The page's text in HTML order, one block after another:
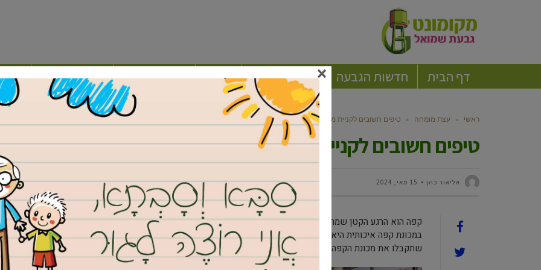
דף הבית חדשות הגבעה חברה וקהילה נדל”ן מועצה דתית תרבות ופנאי
ראשי » עצת מומחה » טיפים חשובים לקניית מכונת קפה מושלמת
טיפים חשובים לקניית מכונת קפה מושלמת
15 מאי, 2024
קפה הוא הרגע הקטן שמרענן ומפנק אותנו בכל יום מחדש. אם אתם שותי קפה מובהקים, אין ספק שהשקעה
במכונת קפה איכותית היא כדאית. אך לפני שאתם יוצאים לקנות, חשוב להקדיש תשומת לב לבחירה הנכונה כדי
שתקבלו את מכונת הקפה המושלמת לצרכים שלכם.
×